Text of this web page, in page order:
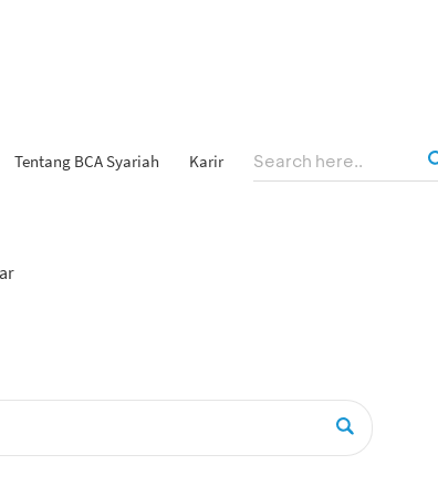
Tentang BCA Syariah Karir